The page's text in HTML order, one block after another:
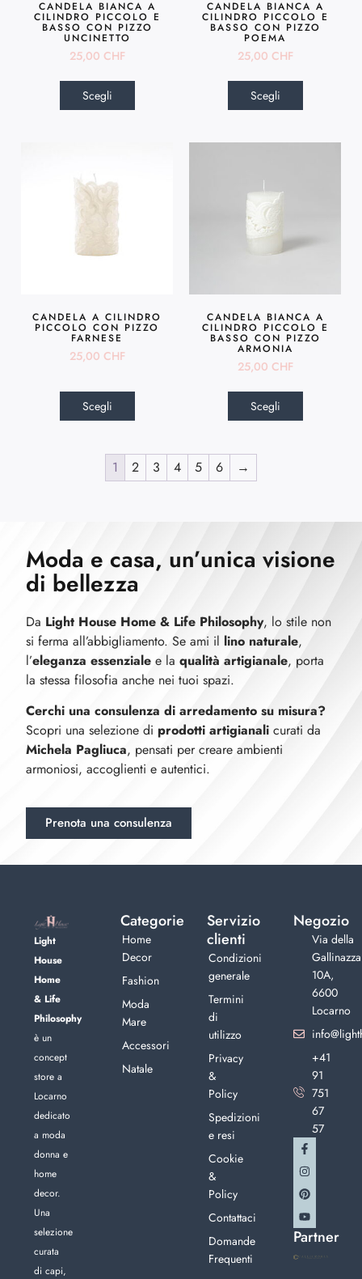
CANDELA BIANCA A
CILINDRO PICCOLO E
BASSO CON PIZZO
UNCINETTO
25,00 CHF
Scegli
CANDELA BIANCA A
CILINDRO PICCOLO E
BASSO CON PIZZO
POEMA
25,00 CHF
Scegli
CANDELA A CILINDRO
PICCOLO CON PIZZO
FARNESE
25,00 CHF
Scegli
CANDELA BIANCA A
CILINDRO PICCOLO E
BASSO CON PIZZO
ARMONIA
25,00 CHF
Scegli
1 2 3 4 5 6 →
Moda e casa, un’unica visione
di bellezza
Da Light House Home & Life Philosophy, lo stile non
si ferma all’abbigliamento. Se ami il lino naturale,
l’eleganza essenziale e la qualità artigianale, porta
la stessa filosofia anche nei tuoi spazi.
Cerchi una consulenza di arredamento su misura?
Scopri una selezione di prodotti artigianali curati da
Michela Pagliuca, pensati per creare ambienti
armoniosi, accoglienti e autentici.
Prenota una consulenza
Light
House
Home
& Life
Philosophy
è un
concept
store a
Locarno
dedicato
a moda
donna e
home
decor.
Una
selezione
curata
di capi,
Categorie
Home
Decor
Fashion
Moda
Mare
Accessori
Natale
Servizio
clienti
Condizioni
generale
Termini
di
utilizzo
Privacy
&
Policy
Spedizioni
e resi
Cookie
&
Policy
Contattaci
Domande
Frequenti
Negozio
Via della
Gallinazza
10A,
6600
Locarno
+41
91
751
67
57
Partner